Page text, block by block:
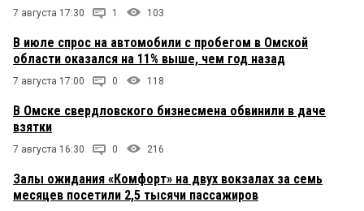
7 августа 17:30 1 103
В июле спрос на автомобили с пробегом в Омской
области оказался на 11% выше, чем год назад
7 августа 17:00 0 118
В Омске свердловского бизнесмена обвинили в даче
взятки
7 августа 16:30 0 216
Залы ожидания «Комфорт» на двух вокзалах за семь
месяцев посетили 2,5 тысячи пассажиров